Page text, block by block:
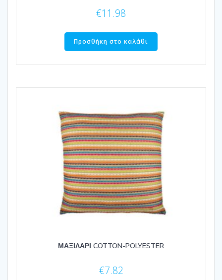
€11.98
Προσθήκη στο καλάθι
ΜΑΞΙΛΑΡΙ COTTON-POLYESTER
€7.82